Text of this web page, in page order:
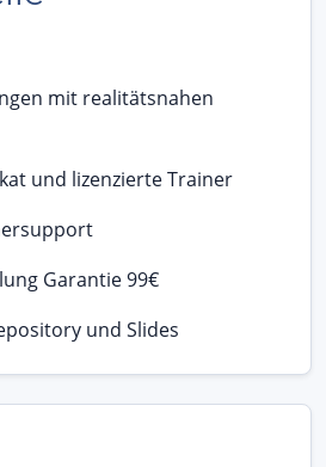
mit realitätsnahen
und lizenzierte Trainer
Garantie 99€
und Slides